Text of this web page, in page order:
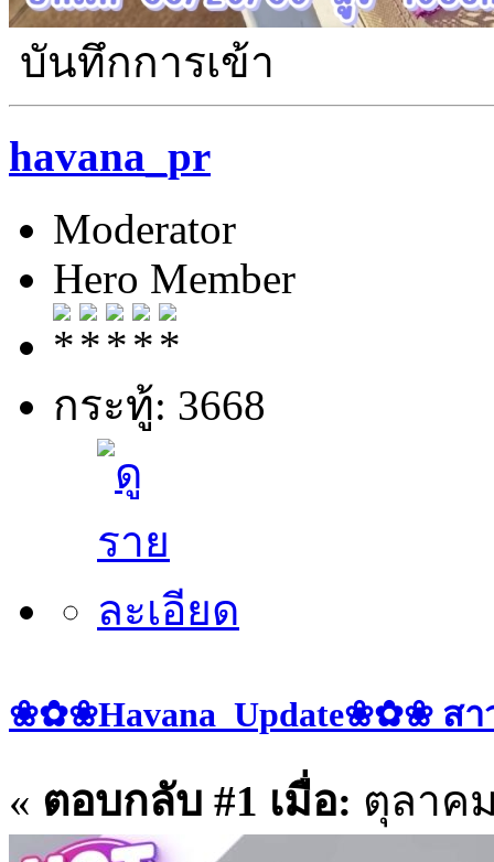
บันทึกการเข้า
havana_pr
Moderator
Hero Member
กระทู้: 3668
❀✿❀Havana_Update❀✿❀ สา
« ตอบกลับ #1 เมื่อ: ตุลาคม